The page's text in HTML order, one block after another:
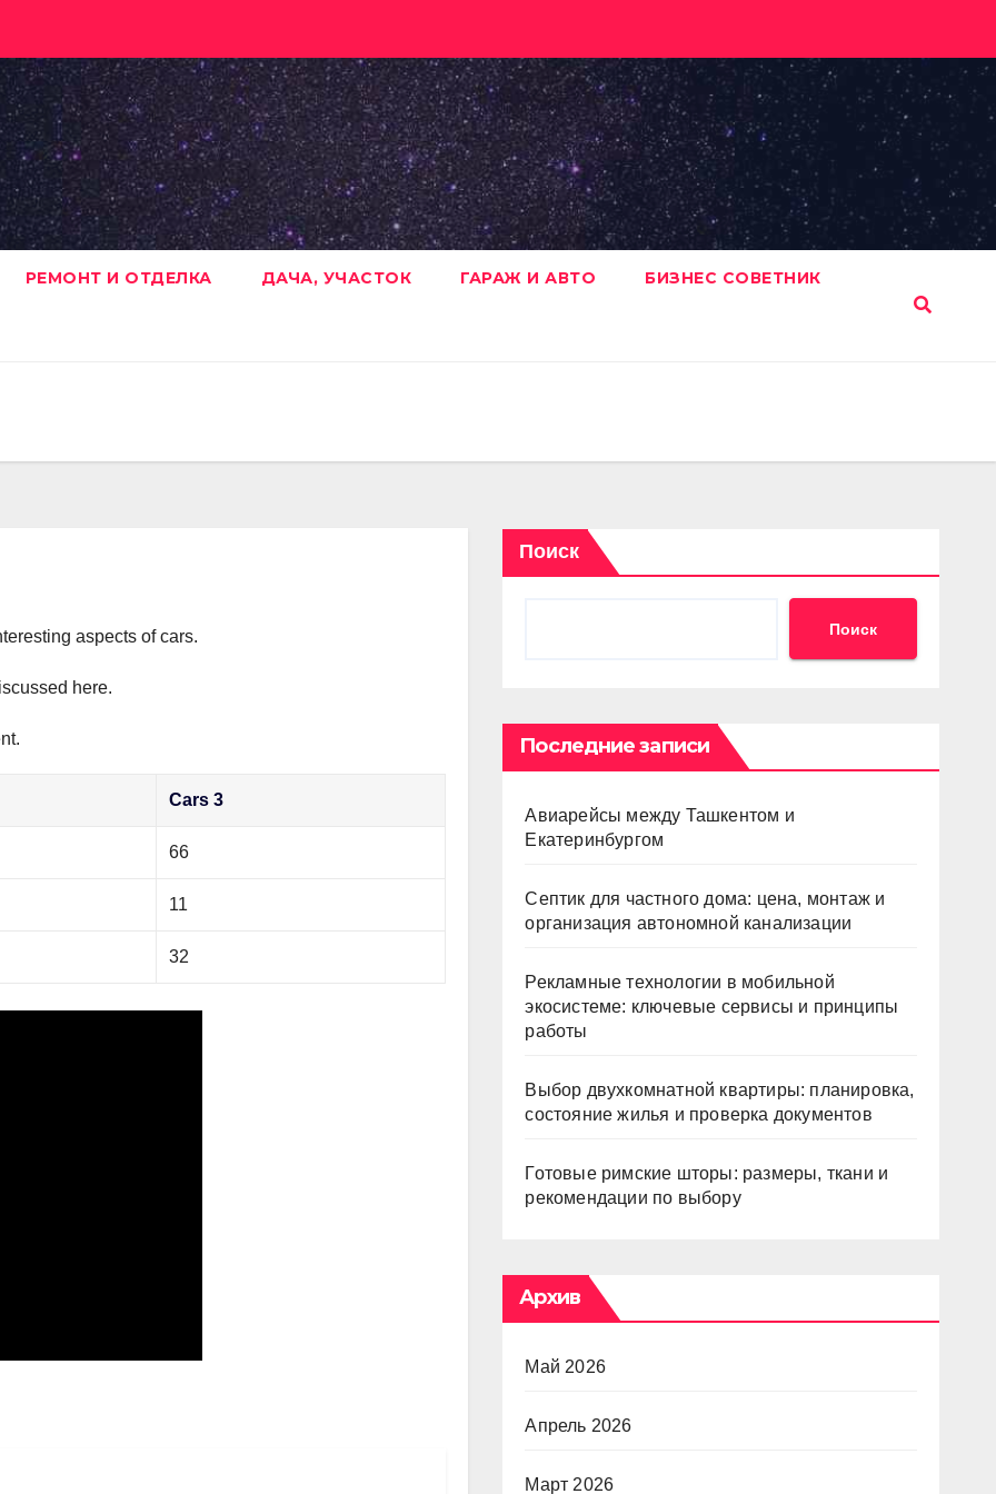
РЕМОНТ И ОТДЕЛКА ДАЧА, УЧАСТОК ГАРАЖ И АВТО БИЗНЕС СОВЕТНИК
aspects of cars.
here.
Cars 3
66
11
32
Поиск
Поиск
Последние записи
Авиарейсы между Ташкентом и
Екатеринбургом
Септик для частного дома: цена, монтаж и
организация автономной канализации
Рекламные технологии в мобильной
экосистеме: ключевые сервисы и принципы
работы
Выбор двухкомнатной квартиры: планировка,
состояние жилья и проверка документов
Готовые римские шторы: размеры, ткани и
рекомендации по выбору
Архив
Май 2026
Апрель 2026
Март 2026